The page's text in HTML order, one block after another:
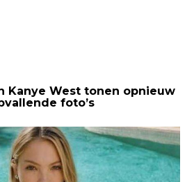
Kanye West tonen opnieuw
foto’s